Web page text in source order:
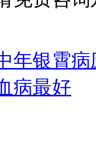
年银霄
病最好